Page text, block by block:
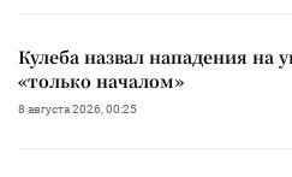
Кулеба назвал нападения на
«только началом»
8 августа 2026, 00:25